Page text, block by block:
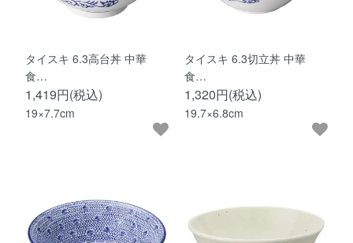
タイスキ 6.3高台丼 中華
食…
1,419円(税込)
19×7.7cm
タイスキ 6.3切立丼 中華
食…
1,320円(税込)
19.7×6.8cm